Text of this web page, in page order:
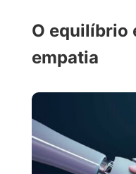
O equilíbrio
empatia